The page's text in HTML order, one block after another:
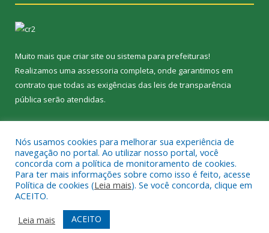
Muito mais que criar site ou sistema para prefeituras!
Realizamos uma assessoria completa, onde garantimos em
contrato que todas as exigências das leis de transparência
pública serão atendidas.
Todos os direitos reservados a Câmara Municipal de Jacundá.
Mapa do Site
Acessar Área Administrativa
Acessar Webmail
Nós usamos cookies para melhorar sua experiência de
navegação no portal. Ao utilizar nosso portal, você
concorda com a política de monitoramento de cookies.
Para ter mais informações sobre como isso é feito, acesse
Política de cookies (Leia mais). Se você concorda, clique em
ACEITO.
Leia mais
ACEITO